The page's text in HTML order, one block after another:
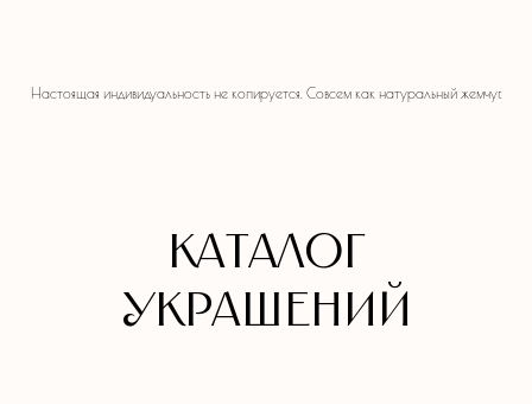
Настоящая индивидуальность не копируется. Совсем как натуральный жемчуг.
Каталог
украшений